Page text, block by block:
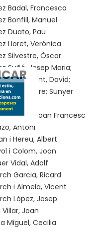
Badal, Francesca
Bonfill, Manuel
Duato, Pau
Lloret, Verónica
Silvestre, Òscar
Suñé, Josep Maria;
Benavent, David;
Folch, Pere; Sunyer
Miquel
i Garcia, Joan Francesc
Antoni
i Hereu, Albert
i Colom, Joan
Vidal, Adolf
Garcia, Ricard
i Almela, Vicent
López, Josep
Villar, Joan
Miguel, Cecilia